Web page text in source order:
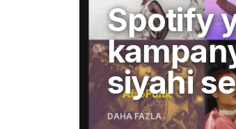
Spotify
siyahi
DAHA FAZLA